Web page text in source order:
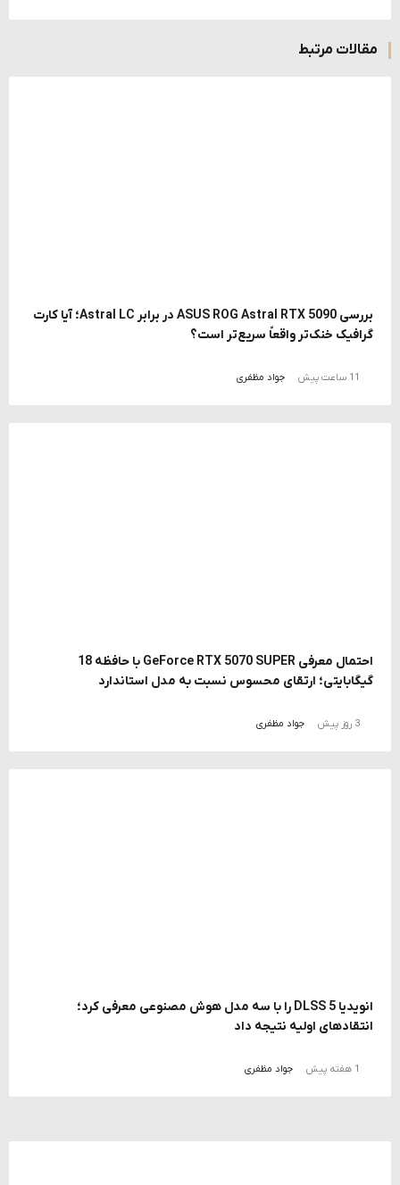
مقالات مرتبط
بررسی ASUS ROG Astral RTX 5090 در برابر Astral LC؛ آیا کارت
گرافیک خنک‌تر واقعاً سریع‌تر است؟
11 ساعت پیش جواد مظفری
احتمال معرفی GeForce RTX 5070 SUPER با حافظه 18
گیگابایتی؛ ارتقای محسوس نسبت به مدل استاندارد
3 روز پیش جواد مظفری
انویدیا DLSS 5 را با سه مدل هوش مصنوعی معرفی کرد؛
انتقادهای اولیه نتیجه داد
1 هفته پیش جواد مظفری